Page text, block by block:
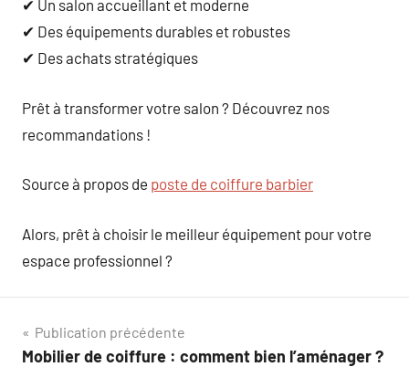
✔ Un salon accueillant et moderne
✔ Des équipements durables et robustes
✔ Des achats stratégiques
Prêt à transformer votre salon ? Découvrez nos
recommandations !
Source à propos de poste de coiffure barbier
Alors, prêt à choisir le meilleur équipement pour votre
espace professionnel ?
Navigation
de
Publication précédente
Mobilier de coiffure : comment bien l’aménager ?